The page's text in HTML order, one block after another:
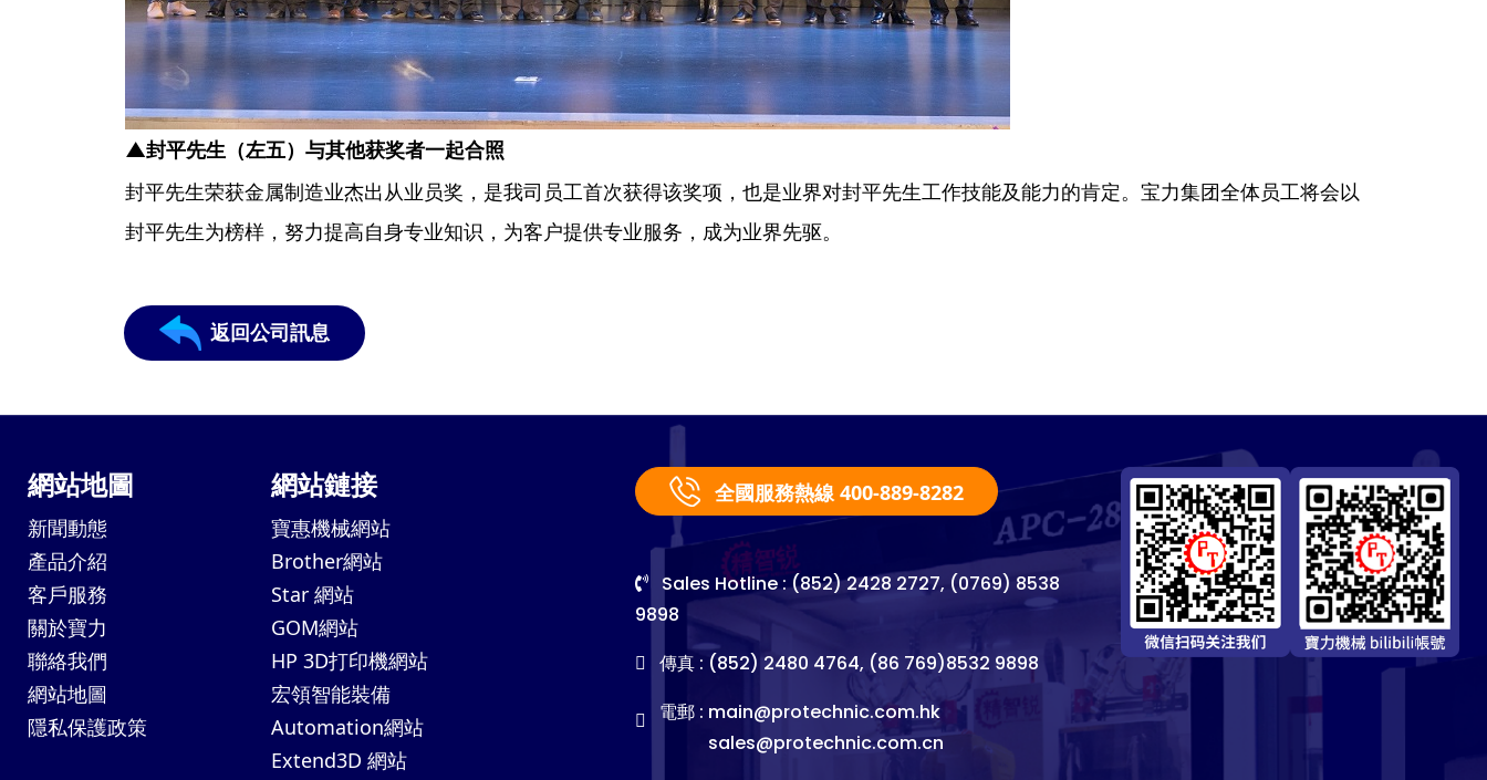
▲封平先生（左五）与其他获奖者一起合照
封平先生荣获金属制造业杰出从业员奖，是我司员工首次获得该奖项，也是业界对封平先生工作技能及能力的肯定。宝力集团全体员工将会以
封平先生为榜样，努力提高自身专业知识，为客户提供专业服务，成为业界先驱。
返回公司訊息
網站地圖
新聞動態
產品介紹
客戶服務
關於寶力
聯絡我們
網站地圖
隱私保護政策
網站鏈接
寶惠機械網站
Brother網站
Star 網站
GOM網站
HP 3D打印機網站
宏領智能裝備
Automation網站
Extend3D 網站
全國服務熱線 400-889-8282
Sales Hotline : (852) 2428 2727, (0769) 8538
9898
傳真 : (852) 2480 4764, (86 769)8532 9898
電郵 : main@protechnic.com.hk
sales@protechnic.com.cn